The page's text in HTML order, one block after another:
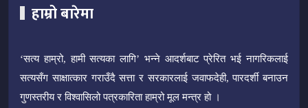
हाम्रो बारेमा
‘सत्य हाम्रो, हामी सत्यका लागि’ भन्ने आदर्शबाट प्रेरित भई नागरिकलाई
सत्यसँग साक्षात्कार गराउँदै सत्ता र सरकारलाई जवाफदेही, पारदर्शी बनाउन
गुणस्तरीय र विश्वासिलो पत्रकारिता हाम्रो मूल मन्त्र हो ।